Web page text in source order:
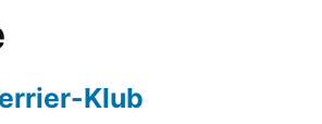
Klub